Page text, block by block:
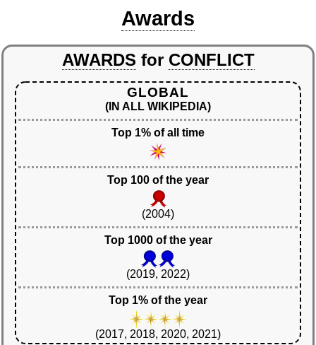
Awards
AWARDS for CONFLICT
GLOBAL
(IN ALL WIKIPEDIA)
Top 1% of all time
Top 100 of the year
(2004)
Top 1000 of the year
(2019, 2022)
Top 1% of the year
(2017, 2018, 2020, 2021)